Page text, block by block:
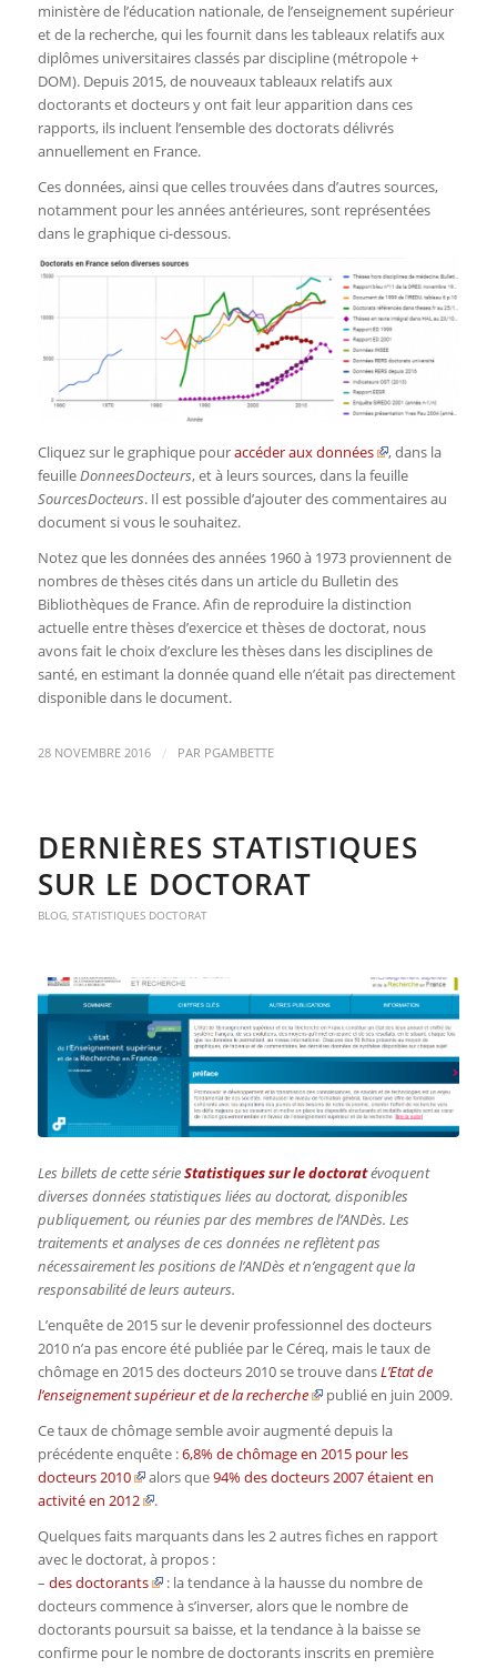
ministère de l’éducation nationale, de l’enseignement supérieur
et de la recherche, qui les fournit dans les tableaux relatifs aux
diplômes universitaires classés par discipline (métropole +
DOM). Depuis 2015, de nouveaux tableaux relatifs aux
doctorants et docteurs y ont fait leur apparition dans ces
rapports, ils incluent l’ensemble des doctorats délivrés
annuellement en France.
Ces données, ainsi que celles trouvées dans d’autres sources,
notamment pour les années antérieures, sont représentées
dans le graphique ci-dessous.
Cliquez sur le graphique pouraccéder aux données
, dans la
feuilleDonneesDocteurs, et à leurs sources, dans la feuille
SourcesDocteurs. Il est possible d’ajouter des commentaires au
document si vous le souhaitez.
Notez que les données des années 1960 à 1973 proviennent de
nombres de thèses cités dans un article du Bulletin des
Bibliothèques de France. Afin de reproduire la distinction
actuelle entre thèses d’exercice et thèses de doctorat, nous
avons fait le choix d’exclure les thèses dans les disciplines de
santé, en estimant la donnée quand elle n’était pas directement
disponible dans le document.
28 NOVEMBRE 2016 / PAR PGAMBETTE
DERNIÈRES STATISTIQUES
SUR LE DOCTORAT
BLOG, STATISTIQUES DOCTORAT
Les billets de cette sérieStatistiques sur le doctoratévoquent
diverses données statistiques liées au doctorat, disponibles
publiquement, ou réunies par des membres de l’ANDès. Les
traitements et analyses de ces données ne reflètent pas
nécessairement les positions de l’ANDès et n’engagent que la
responsabilité de leurs auteurs.
L’enquête de 2015 sur le devenir professionnel des docteurs
2010 n’a pas encore été publiée par le Céreq, mais le taux de
chômage en 2015 desdocteurs2010 se trouve dansL’Etat de
l’enseignement supérieur et de la recherche
publié en juin 2009.
Ce taux de chômage semble avoir augmenté depuis la
précédente enquête :6,8% de chômage en 2015 pour les
docteurs 2010
alors que94% des docteurs 2007 étaient en
activité en 2012
.
Quelques faits marquants dans les 2 autres fiches en rapport
avec le doctorat, à propos :
– des doctorants
: la tendance à la hausse du nombre de
docteurscommence à s’inverser, alors que le nombre de
doctorants poursuit sa baisse, et la tendance à la baisse se
confirme pour le nombre de doctorants inscrits en première